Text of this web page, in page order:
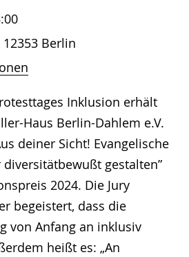
Berlin
Inklusion erhält
Haus Berlin-Dahlem e.V.
deiner Sicht! Evangelische
gestalten”
2024. Die Jury
begeistert, dass die
von Anfang an inklusiv
heißt es: „An